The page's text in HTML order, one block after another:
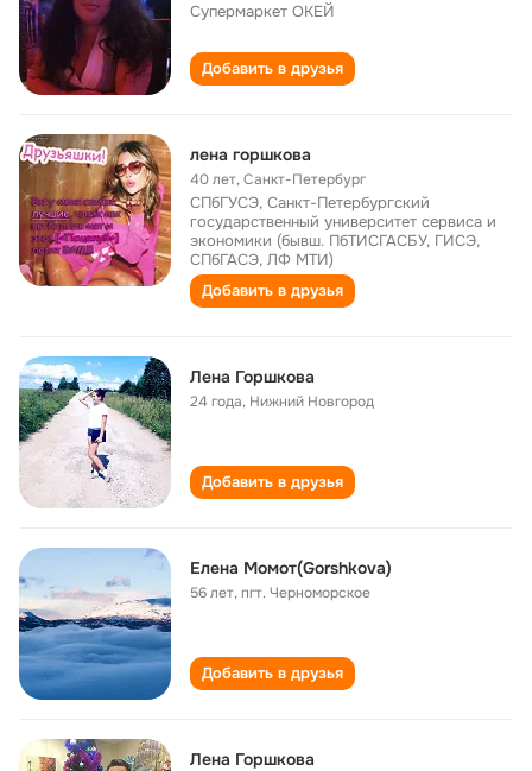
Супермаркет ОКЕЙ
Добавить в друзья
лена горшкова
40 лет,Санкт-Петербург
СПбГУСЭ, Санкт-Петербургский
государственный университет сервиса и
экономики (бывш. ПбТИСГАСБУ, ГИСЭ,
СПбГАСЭ, ЛФ МТИ)
Добавить в друзья
Лена Горшкова
24 года, Нижний Новгород
Добавить в друзья
Елена Mомот(Gorshkova)
56 лет,пгт. Черноморское
Добавить в друзья
Лена Горшкова